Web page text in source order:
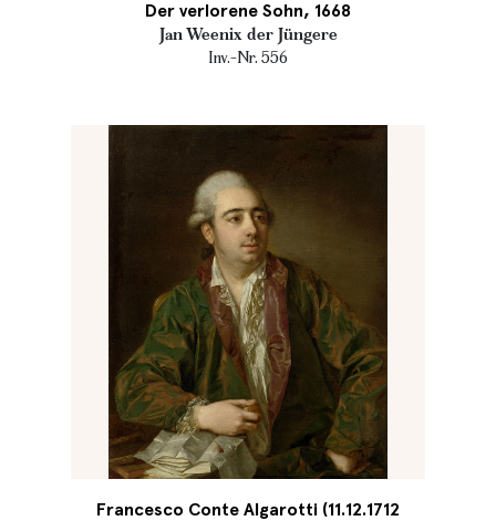
Der verlorene Sohn, 1668
Jan Weenix der Jüngere
Inv.-Nr. 556
Francesco Conte Algarotti (11.12.1712